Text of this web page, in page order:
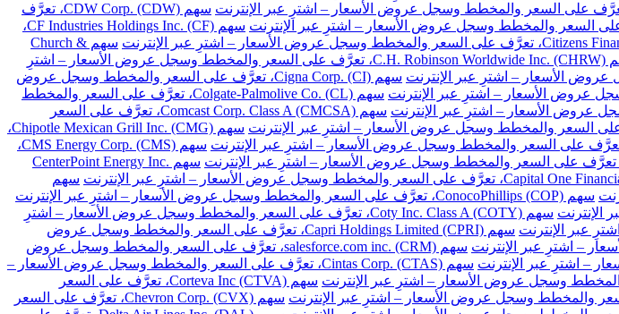
سهم CDW Corp. (CDW)، تعرَّف
سهم CF Industries Holdings Inc. (CF)،
سهم Church &
سهم C.H. Robinson Worldwide Inc. (CHRW)، تعرَّف على السعر والمخطط وسجل عروض الأسعار – اشترِ
سهم Cigna Corp. (CI)، تعرَّف على السعر والمخطط وسجل عروض
سهم Colgate-Palmolive Co. (CL)، تعرَّف على السعر والمخطط
سهم Comcast Corp. Class A (CMCSA)، تعرَّف على السعر
سهم Chipotle Mexican Grill Inc. (CMG)،
سهم CMS Energy Corp. (CMS)،
سهم CenterPoint Energy Inc.
سهم
سهم ConocoPhillips (COP)، تعرَّف على السعر والمخطط وسجل عروض الأسعار – اشترِ عبر الإنترنت
سهم Coty Inc. Class A (COTY)، تعرَّف على السعر والمخطط وسجل عروض الأسعار – اشترِ
سهم Capri Holdings Limited (CPRI)، تعرَّف على السعر والمخطط وسجل عروض
سهم salesforce.com inc. (CRM)، تعرَّف على السعر والمخطط وسجل عروض
سهم Cintas Corp. (CTAS)، تعرَّف على السعر والمخطط وسجل عروض الأسعار –
سهم Corteva Inc (CTVA)، تعرَّف على السعر
سهم Chevron Corp. (CVX)، تعرَّف على السعر